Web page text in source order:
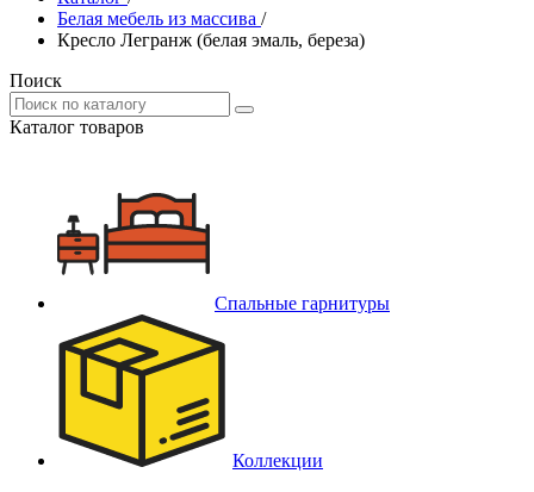
Белая мебель из массива /
Кресло Легранж (белая эмаль, береза)
Поиск
Каталог товаров
Спальные гарнитуры
Коллекции